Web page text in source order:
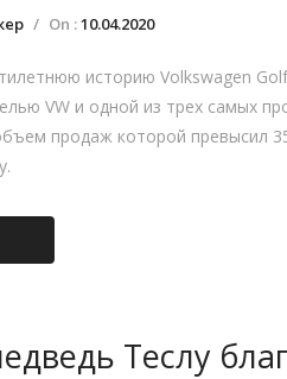
/ On :10.04.2020
историю Volkswagen
VW и одной из трех самых
продаж которой превысил
Теслу